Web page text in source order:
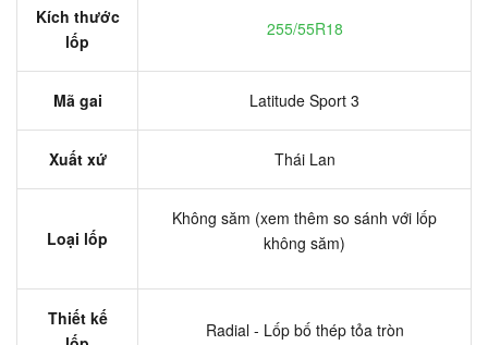
Kích thước
lốp
255/55R18
Mã gai Latitude Sport 3
Xuất xứ Thái Lan
Loại lốp
Không săm (xem thêm so sánh với lốp
không săm)
Thiết kế
Radial - Lốp bố thép tỏa tròn